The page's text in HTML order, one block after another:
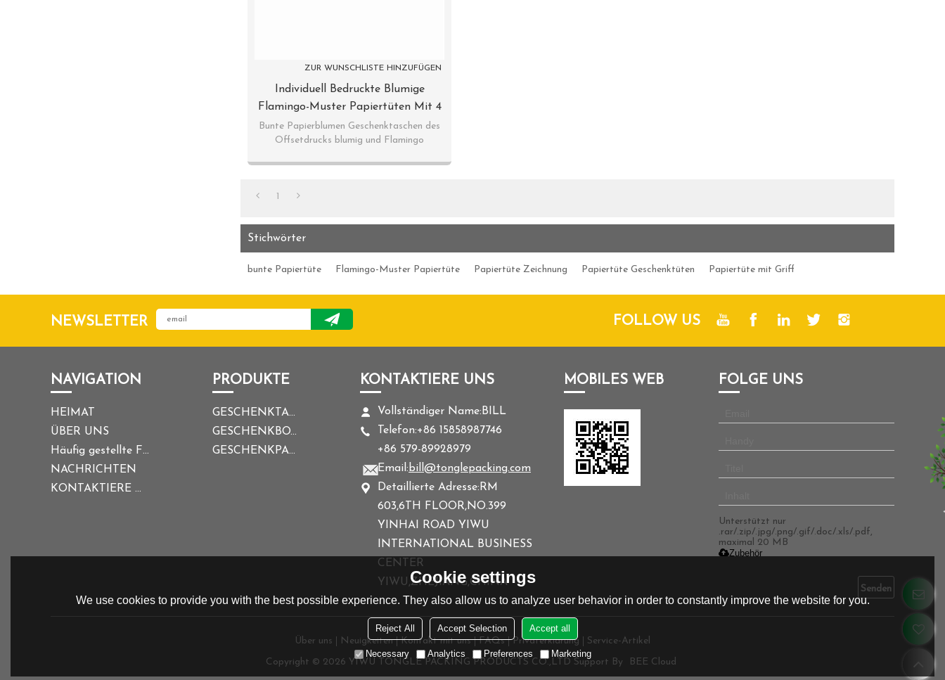
ZUR WUNSCHLISTE HINZUFÜGEN
Individuell Bedruckte Blumige
Flamingo-Muster Papiertüten Mit 4
Designs In Tongle Verpackung
Bunte Papierblumen Geschenktaschen des
Offsetdrucks blumig und Flamingo
1
Stichwörter
bunte Papiertüte Flamingo-Muster Papiertüte Papiertüte Zeichnung Papiertüte Geschenktüten Papiertüte mit Griff
NAVIGATION
HEIMAT
ÜBER UNS
Häufig gestellte Fragen
NACHRICHTEN
KONTAKTIERE UNS
PRODUKTE
GESCHENKTASCHE
GESCHENKBOX
GESCHENKPAPIER
KONTAKTIERE UNS
Vollständiger Name: BILL
Telefon:+86 15858987746
+86 579-89928979
Email: bill@tonglepacking.com
Detaillierte Adresse: RM
603,6TH FLOOR,NO.399
YINHAI ROAD YIWU
INTERNATIONAL BUSINESS
CENTER
YIWU,ZHEJIANG,CHINA
MOBILES WEB FOLGE UNS
Unterstützt nur
.rar/.zip/.jpg/.png/.gif/.doc/.xls/.pdf,
maximal 20 MB
Zubehör
Senden
Über uns Neuigkeiten Kontakt mit uns FAQs Privaterklärung
Service-Artikel
Copyright © 2026 YIWU TONGLE PACKING PRODUCTS CO.,LTD Support By BEE Cloud
Cookie settings
We use cookies to provide you with the best possible experience. They also allow us to analyze user behavior in order to constantly improve the website for you.
Reject All Accept Selection Accept all
Necessary Analytics Preferences Marketing